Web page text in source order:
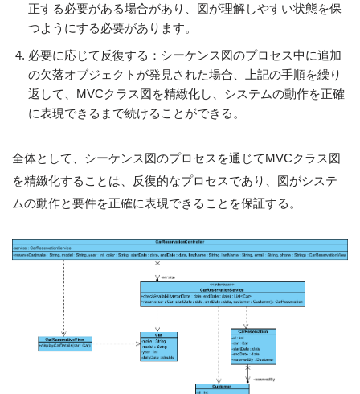
正する必要がある場合があり、図が理解しやすい状態を保
つようにする必要があります。
必要に応じて反復する：シーケンス図のプロセス中に追加
の欠落オブジェクトが発見された場合、上記の手順を繰り
返して、MVCクラス図を精緻化し、システムの動作を正確
に表現できるまで続けることができる。
全体として、シーケンス図のプロセスを通じてMVCクラス図
を精緻化することは、反復的なプロセスであり、図がシステ
ムの動作と要件を正確に表現できることを保証する。